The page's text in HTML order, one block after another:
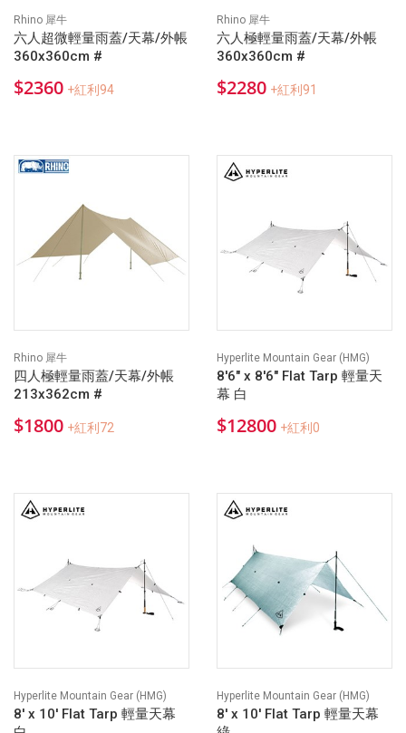
Rhino 犀牛
六人超微輕量雨蓋/天幕/外帳
360x360cm #
$2360 +紅利94
Rhino 犀牛
六人極輕量雨蓋/天幕/外帳
360x360cm #
$2280 +紅利91
Rhino 犀牛
四人極輕量雨蓋/天幕/外帳
213x362cm #
$1800 +紅利72
Hyperlite Mountain Gear (HMG)
8'6" x 8'6" Flat Tarp 輕量天
幕 白
$12800 +紅利0
Hyperlite Mountain Gear (HMG)
8' x 10' Flat Tarp 輕量天幕
Hyperlite Mountain Gear (HMG)
8' x 10' Flat Tarp 輕量天幕